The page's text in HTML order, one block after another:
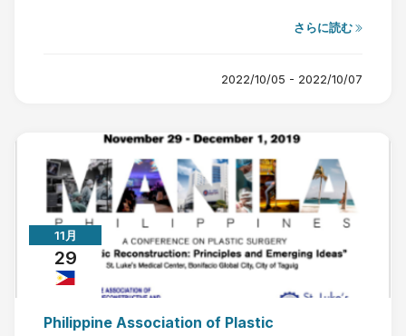
さらに読む
2022/10/05 - 2022/10/07
11月
29
Philippine Association of Plastic